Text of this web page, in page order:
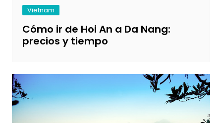
Vietnam
Cómo ir de Hoi An a Da Nang:
precios y tiempo